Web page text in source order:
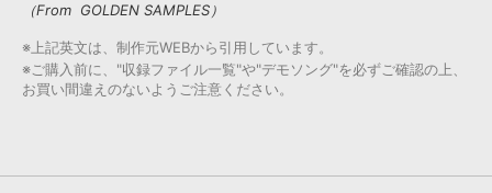
（From GOLDEN SAMPLES）
※上記英文は、制作元WEBから引用しています。
※ご購入前に、"収録ファイル一覧"や"デモソング"を必ずご確認の上、
お買い間違えのないようご注意ください。